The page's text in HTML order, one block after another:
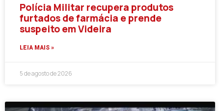
Polícia Militar recupera produtos
furtados de farmácia e prende
suspeito em Videira
LEIA MAIS »
5 de agosto de 2026